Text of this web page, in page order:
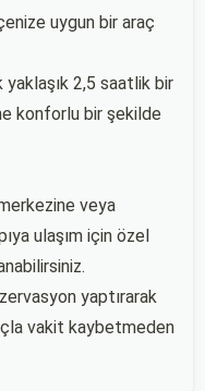
uygun bir araç
2,5 saatlik bir
konforlu bir şekilde
veya
ulaşım için özel
yaptırarak
vakit kaybetmeden